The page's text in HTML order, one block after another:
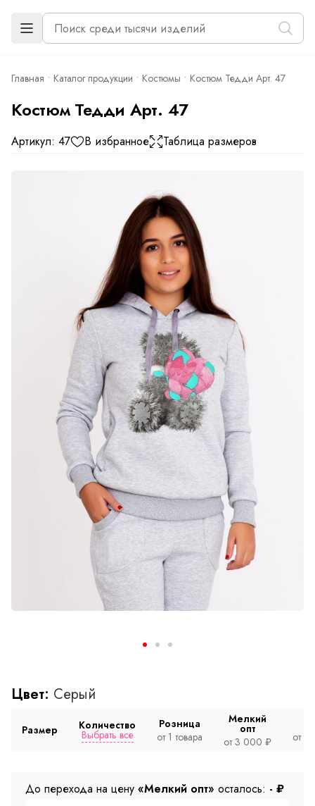
Главная Каталог продукции Костюмы Костюм Тедди Арт. 47
Костюм Тедди Арт. 47
Артикул: 47 В избранное Таблица размеров
Цвет: Серый
Размер Количество
Выбрать все
Розница
от 1 товара
Мелкий
опт
от 3 000 ₽
от
До перехода на цену «Мелкий опт» осталось: - ₽